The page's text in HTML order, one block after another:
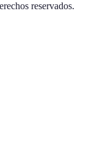
reservados.